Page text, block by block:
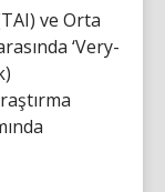
ve Orta
‘Very-